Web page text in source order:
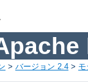
> バージョン 2.4 >